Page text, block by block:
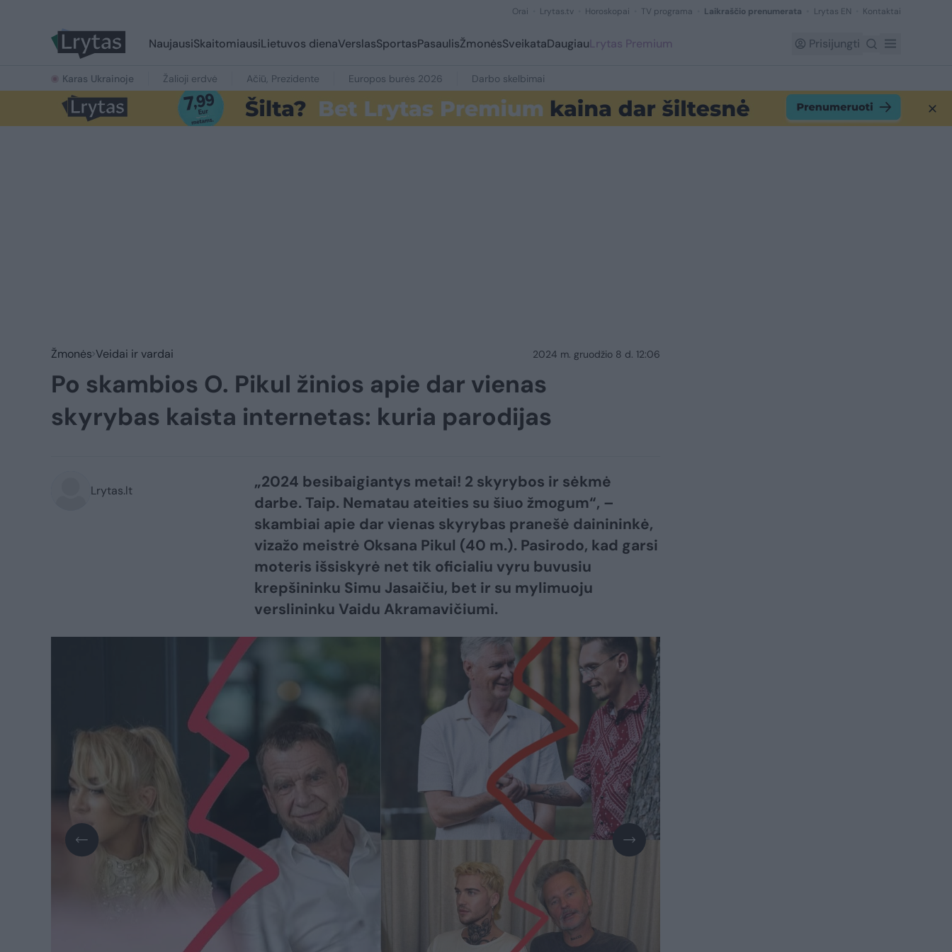
Orai Lrytas.tv Horoskopai TV programa Laikraščio prenumerata Lrytas EN Kontaktai
NaujausiSkaitomiausiLietuvos dienaVerslasSportasPasaulisŽmonėsSveikataDaugiauLrytas Premium Prisijungti
Karas Ukrainoje Žalioji erdvė Ačiū, Prezidente Europos burės 2026 Darbo skelbimai
Žmonės Veidai ir vardai 2024 m. gruodžio 8 d. 12:06
Po skambios O. Pikul žinios apie dar vienas
skyrybas kaista internetas: kuria parodijas
Lrytas.lt
„2024 besibaigiantys metai! 2 skyrybos ir sėkmė
darbe. Taip. Nematau ateities su šiuo žmogum“, –
skambiai apie dar vienas skyrybas pranešė dainininkė,
vizažo meistrė Oksana Pikul (40 m.). Pasirodo, kad garsi
moteris išsiskyrė net tik oficialiu vyru buvusiu
krepšininku Simu Jasaičiu, bet ir su mylimuoju
verslininku Vaidu Akramavičiumi.